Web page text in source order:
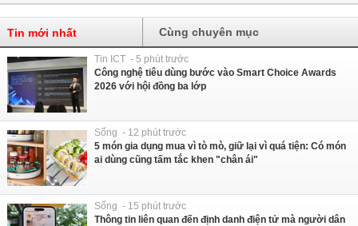
Tin mới nhất Cùng chuyên mục
Tin ICT - 5 phút trước
Công nghệ tiêu dùng bước vào Smart Choice Awards
2026 với hội đồng ba lớp
Sống - 12 phút trước
5 món gia dụng mua vì tò mò, giữ lại vì quá tiện: Có món
ai dùng cũng tấm tắc khen "chân ái"
Sống - 15 phút trước
Thông tin liên quan đến định danh điện tử mà người dân